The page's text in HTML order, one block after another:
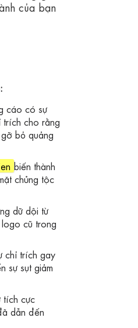
của bạn
cáo có sự
cho rằng
bỏ quảng
biến thành
chủng tộc
dữ dội từ
cũ trong
chỉ trích gay
sự sụt giảm
tích cực
dẫn đến